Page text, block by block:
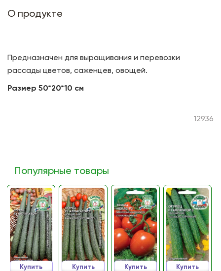
О продукте
Предназначен для выращивания и перевозки
рассады цветов, саженцев, овощей.
Размер 50*20*10 см
12936
Популярные товары
Купить Купить Купить Купить